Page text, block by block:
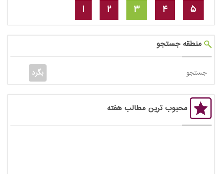
1 2 3 4 5
منطقه جستجو
محبوب ترین مطالب هفته